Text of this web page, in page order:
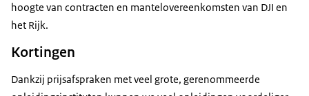
hoogte van contracten en mantelovereenkomsten van DJI en
het Rijk.
Kortingen
Dankzij prijsafspraken met veel grote, gerenommeerde